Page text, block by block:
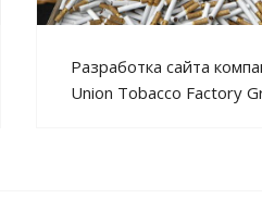
Разработка сайта
Union Tobacco Factory